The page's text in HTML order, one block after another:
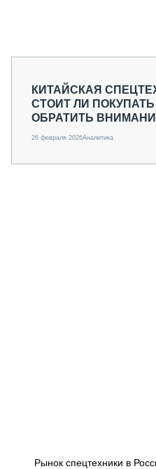
КИТАЙСКАЯ
СТОИТ ЛИ
ОБРАТИТЬ
26 февраля 2026Аналитика
Рынок спецтехники в